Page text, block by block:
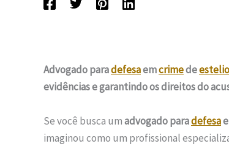
Advogado paradefesaemcrimede
evidências e garantindo os direitos do
Se você busca umadvogado paradefesa
imaginou como um profissional